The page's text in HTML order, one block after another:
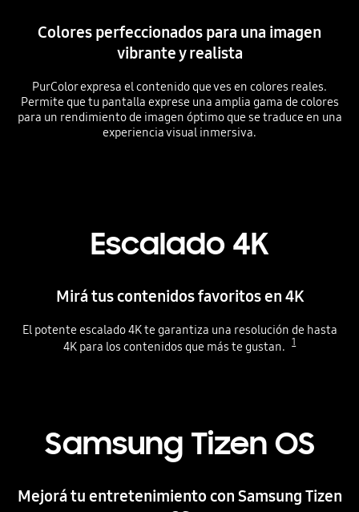
Colores perfeccionados para una imagen
vibrante y realista
PurColor expresa el contenido que ves en colores reales.
Permite que tu pantalla exprese una amplia gama de colores
para un rendimiento de imagen óptimo que se traduce en una
experiencia visual inmersiva.
Escalado 4K
Mirá tus contenidos favoritos en 4K
El potente escalado 4K te garantiza una resolución de hasta
4K para los contenidos que más te gustan.
1
Samsung Tizen OS
Mejorá tu entretenimiento con Samsung Tizen